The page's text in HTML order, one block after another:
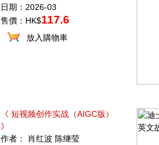
日期：2026-03
售價：HK$117.6
放入購物車
《 短视频创作实战（AIGC版）
》
作者： 肖红波 陈继莹